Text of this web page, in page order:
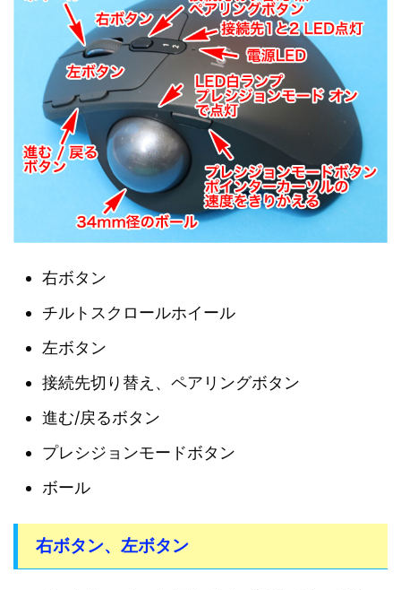
右ボタン
チルトスクロールホイール
左ボタン
接続先切り替え、ペアリングボタン
進む/戻るボタン
プレシジョンモードボタン
ボール
右ボタン、左ボタン